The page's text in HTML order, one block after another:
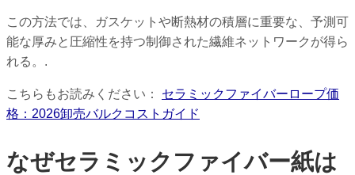
この方法では、ガスケットや断熱材の積層に重要な、予測可
能な厚みと圧縮性を持つ制御された繊維ネットワークが得ら
れる。.
こちらもお読みください： セラミックファイバーロープ価
格：2026卸売バルクコストガイド
なぜセラミックファイバー紙は